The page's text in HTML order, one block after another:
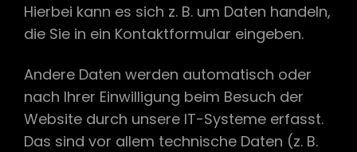
Hierbei kann es sich z. B. um Daten handeln,
die Sie in ein Kontaktformular eingeben.
Andere Daten werden automatisch oder
nach Ihrer Einwilligung beim Besuch der
Website durch unsere IT-Systeme erfasst.
Das sind vor allem technische Daten (z. B.